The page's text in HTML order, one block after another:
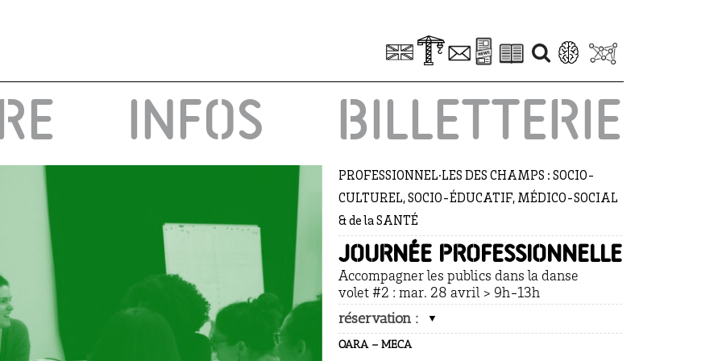
INFOS BILLETTERIE
PROFESSIONNEL·LES DES CHAMPS : SOCIO-
CULTUREL, SOCIO-ÉDUCATIF, MÉDICO-SOCIAL
& de la SANTÉ
Journée professionnelle
Accompagner les publics dans la danse
volet #2 : mar. 28 avril > 9h-13h
réservation :
OARA – MECA